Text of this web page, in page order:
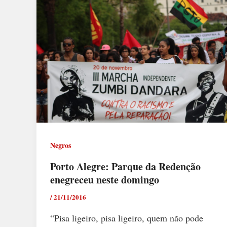
Negros
Porto Alegre: Parque da Redenção
enegreceu neste domingo
/21/11/2016
“Pisa ligeiro, pisa ligeiro, quem não pode